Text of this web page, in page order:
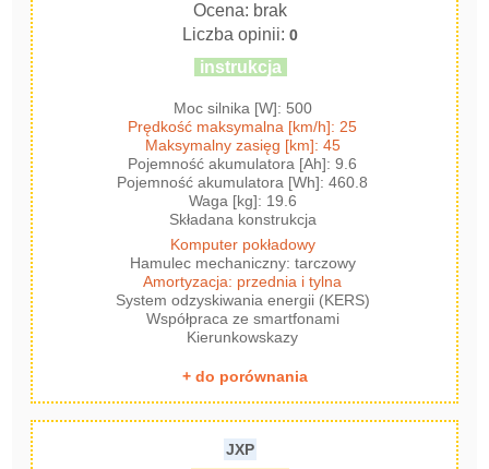
Ocena: brak
Liczba opinii:0
instrukcja
Moc silnika [W]: 500
Prędkość maksymalna [km/h]: 25
Maksymalny zasięg [km]: 45
Pojemność akumulatora [Ah]: 9.6
Pojemność akumulatora [Wh]: 460.8
Waga [kg]: 19.6
Składana konstrukcja
Komputer pokładowy
Hamulec mechaniczny: tarczowy
Amortyzacja: przednia i tylna
System odzyskiwania energii (KERS)
Współpraca ze smartfonami
Kierunkowskazy
+ do porównania
JXP